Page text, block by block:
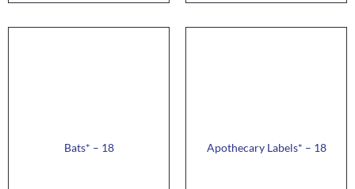
Bats* – 18 Apothecary Labels* – 18